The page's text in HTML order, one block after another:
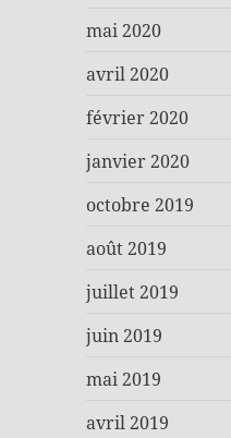
mai 2020
avril 2020
février 2020
janvier 2020
octobre 2019
août 2019
juillet 2019
juin 2019
mai 2019
avril 2019